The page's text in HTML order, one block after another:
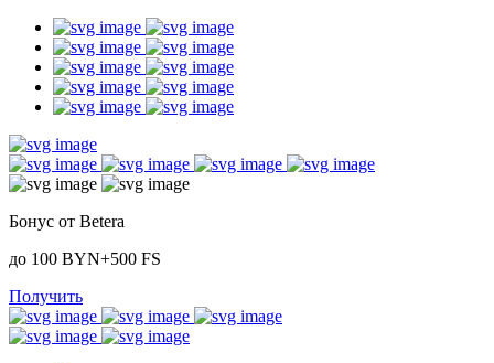
Бонус от Betera
до 100 BYN+500 FS
Получить